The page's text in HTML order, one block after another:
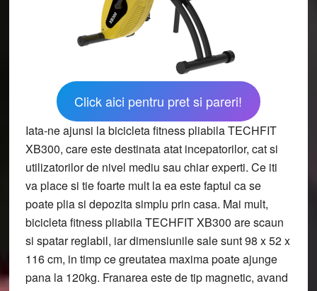
Click aici pentru pret si pareri!
Iata-ne ajunsi la bicicleta fitness pliabila TECHFIT
XB300, care este destinata atat incepatorilor, cat si
utilizatorilor de nivel mediu sau chiar experti. Ce iti
va place si tie foarte mult la ea este faptul ca se
poate plia si depozita simplu prin casa. Mai mult,
bicicleta fitness pliabila TECHFIT XB300 are scaun
si spatar reglabil, iar dimensiunile sale sunt 98 x 52 x
116 cm, in timp ce greutatea maxima poate ajunge
pana la 120kg. Franarea este de tip magnetic, avand